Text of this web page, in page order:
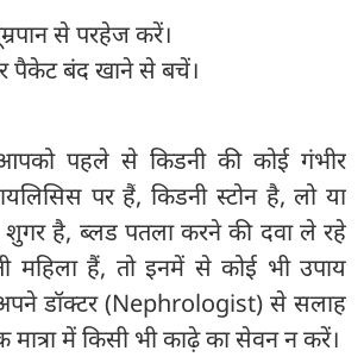
से परहेज करें।
बंद खाने से बचें।
पहले से किडनी की कोई गंभीर
पर हैं, किडनी स्टोन है, लो या
शुगर है, ब्लड पतला करने की दवा ले रहे
महिला हैं, तो इनमें से कोई भी उपाय
डॉक्टर (Nephrologist) से सलाह
में किसी भी काढ़े का सेवन न करें।